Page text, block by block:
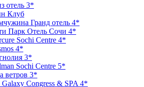
отель 3*
Клуб
Гранд отель 4*
Парк Отель Сочи 4*
Sochi Centre 4*
4*
3*
Sochi Сеntre 5*
ветров 3*
Galaxy Congress & SPA 4*